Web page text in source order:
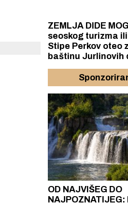
ZEMLJA DIDE
seoskog turizma ili
Stipe Perkov oteo
baštinu Jurlinovih
OD NAJVIŠEG DO